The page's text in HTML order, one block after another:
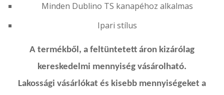
Minden Dublino TS kanapéhoz alkalmas
Ipari stílus
A termékből, a feltüntetett áron kizárólag
kereskedelmi mennyiség vásárolható.
Lakossági vásárlókat és kisebb mennyiségeket a